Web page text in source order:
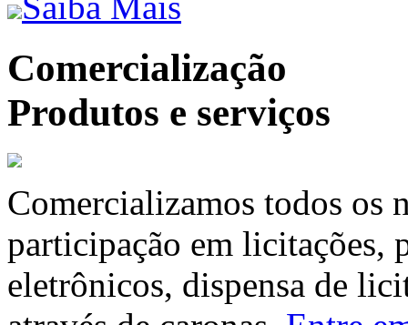
Comercialização
Produtos e serviços
Comercializamos todos os
participação em licitações,
eletrônicos, dispensa de